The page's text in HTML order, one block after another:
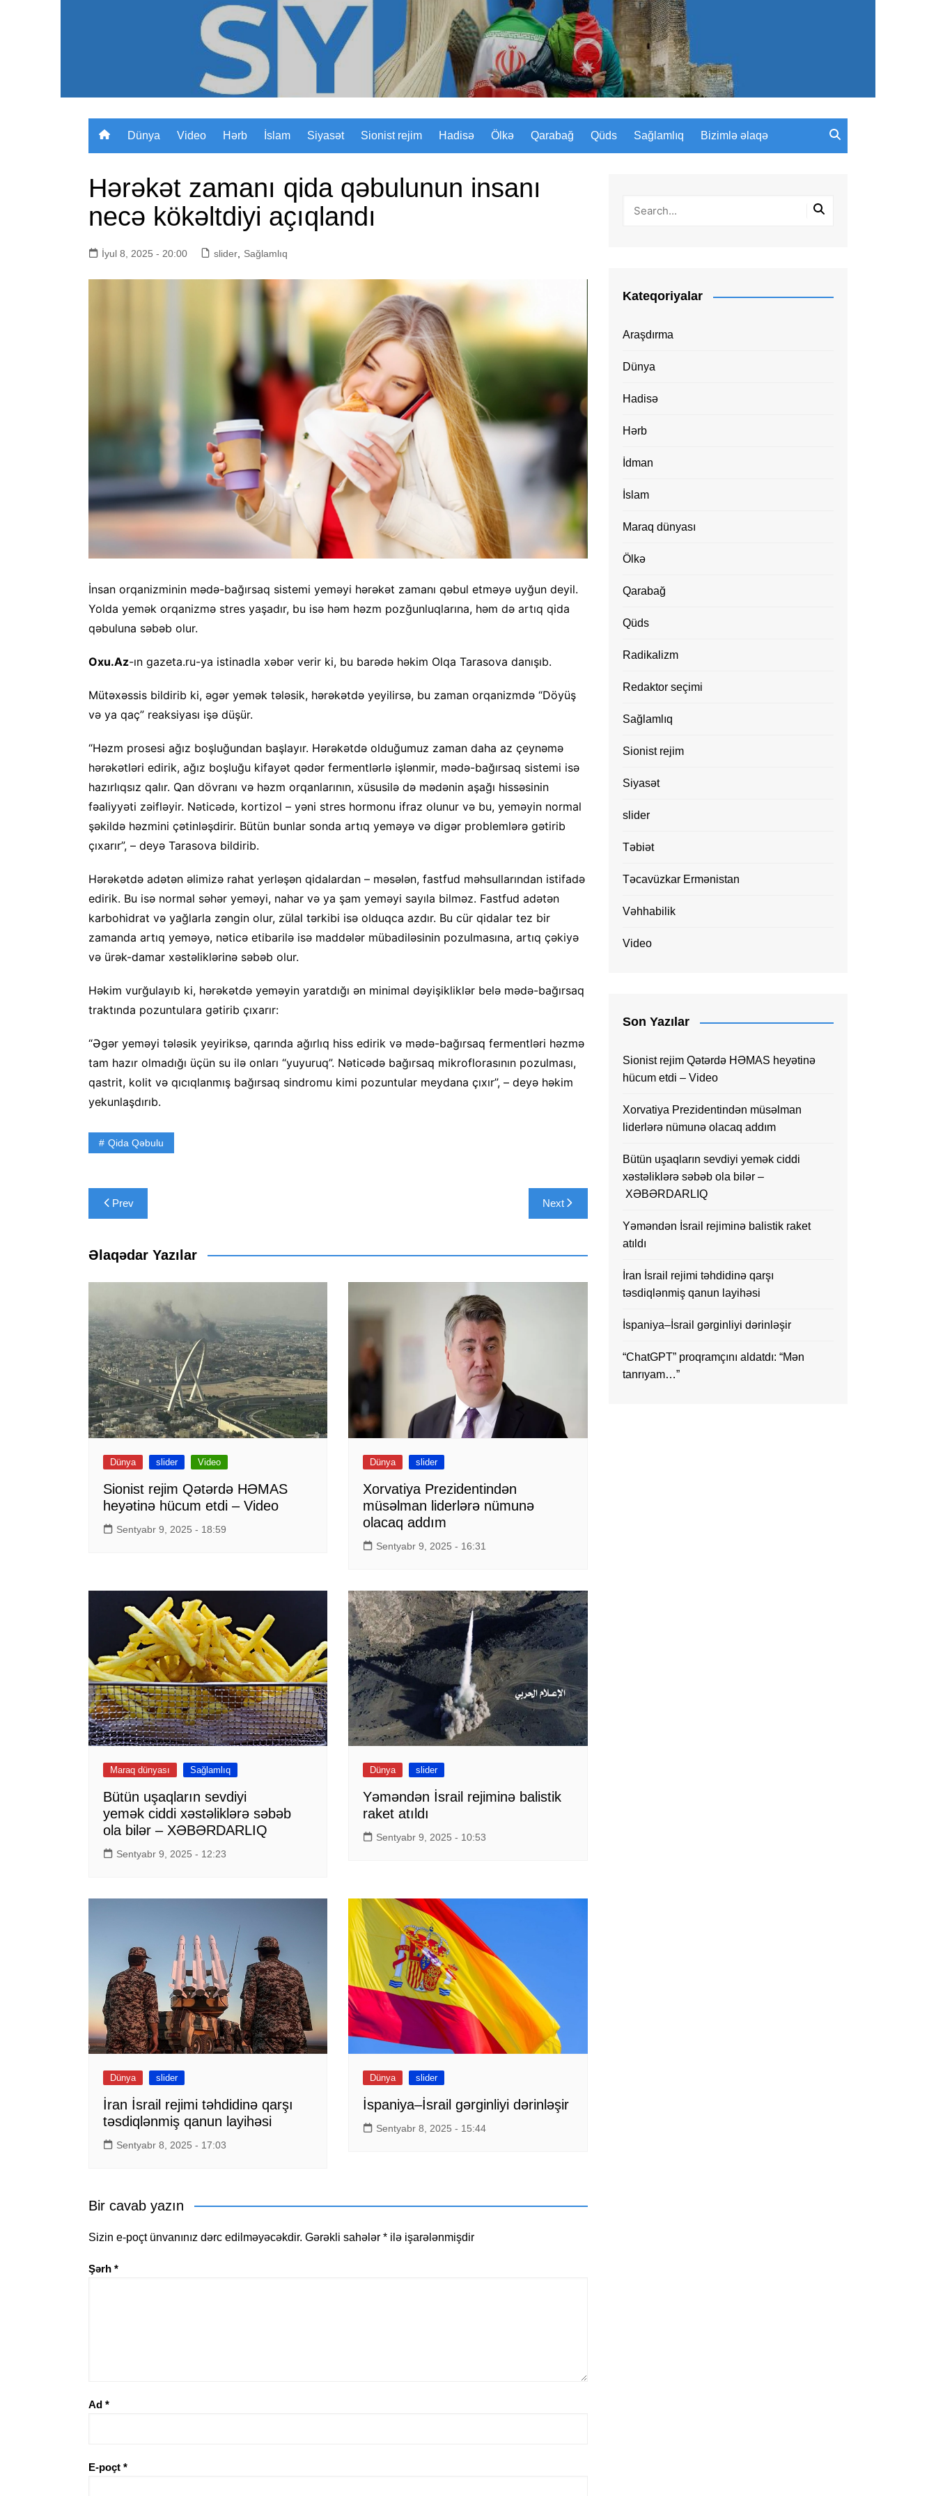
Sizinyol.org
Dünya Video Hərb İslam Siyasət Sionist rejim Hadisə Ölkə Qarabağ Qüds Sağlamlıq Bizimlə əlaqə
Hərəkət zamanı qida qəbulunun insanı
necə kökəltdiyi açıqlandı
İyul 8, 2025 - 20:00 slider Sağlamlıq
İnsan orqanizminin mədə-bağırsaq sistemi yeməyi hərəkət zamanı qəbul etməyə uyğun deyil.
Yolda yemək orqanizmə stres yaşadır, bu isə həm həzm pozğunluqlarına, həm də artıq qida
qəbuluna səbəb olur.
Oxu.Az-ın gazeta.ru-ya istinadla xəbər verir ki, bu barədə həkim Olqa Tarasova danışıb.
Mütəxəssis bildirib ki, əgər yemək tələsik, hərəkətdə yeyilirsə, bu zaman orqanizmdə “Döyüş
və ya qaç” reaksiyası işə düşür.
“Həzm prosesi ağız boşluğundan başlayır. Hərəkətdə olduğumuz zaman daha az çeynəmə
hərəkətləri edirik, ağız boşluğu kifayət qədər fermentlərlə işlənmir, mədə-bağırsaq sistemi isə
hazırlıqsız qalır. Qan dövranı və həzm orqanlarının, xüsusilə də mədənin aşağı hissəsinin
fəaliyyəti zəifləyir. Nəticədə, kortizol – yəni stres hormonu ifraz olunur və bu, yeməyin normal
şəkildə həzmini çətinləşdirir. Bütün bunlar sonda artıq yeməyə və digər problemlərə gətirib
çıxarır”, – deyə Tarasova bildirib.
Hərəkətdə adətən əlimizə rahat yerləşən qidalardan – məsələn, fastfud məhsullarından istifadə
edirik. Bu isə normal səhər yeməyi, nahar və ya şam yeməyi sayıla bilməz. Fastfud adətən
karbohidrat və yağlarla zəngin olur, zülal tərkibi isə olduqca azdır. Bu cür qidalar tez bir
zamanda artıq yeməyə, nəticə etibarilə isə maddələr mübadiləsinin pozulmasına, artıq çəkiyə
və ürək-damar xəstəliklərinə səbəb olur.
Həkim vurğulayıb ki, hərəkətdə yeməyin yaratdığı ən minimal dəyişikliklər belə mədə-bağırsaq
traktında pozuntulara gətirib çıxarır:
“Əgər yeməyi tələsik yeyiriksə, qarında ağırlıq hiss edirik və mədə-bağırsaq fermentləri həzmə
tam hazır olmadığı üçün su ilə onları “yuyuruq”. Nəticədə bağırsaq mikroflorasının pozulması,
qastrit, kolit və qıcıqlanmış bağırsaq sindromu kimi pozuntular meydana çıxır”, – deyə həkim
yekunlaşdırıb.
Qida Qəbulu
Yazı
naviqasiyası
Prev Next
Əlaqədar Yazılar
Dünya slider Video
Sionist rejim Qətərdə HƏMAS
heyətinə hücum etdi – Video
Sentyabr 9, 2025 - 18:59
Dünya slider
Xorvatiya Prezidentindən
müsəlman liderlərə nümunə
olacaq addım
Sentyabr 9, 2025 - 16:31
Maraq dünyası Sağlamlıq
Bütün uşaqların sevdiyi
yemək ciddi xəstəliklərə səbəb
ola bilər – XƏBƏRDARLIQ
Sentyabr 9, 2025 - 12:23
Dünya slider
Yəməndən İsrail rejiminə balistik
raket atıldı
Sentyabr 9, 2025 - 10:53
Dünya slider
İran İsrail rejimi təhdidinə qarşı
təsdiqlənmiş qanun layihəsi
Sentyabr 8, 2025 - 17:03
Dünya slider
İspaniya–İsrail gərginliyi dərinləşir
Sentyabr 8, 2025 - 15:44
Bir cavab yazın
Sizin e-poçt ünvanınız dərc edilməyəcəkdir. Gərəkli sahələr * ilə işarələnmişdir
Şərh *
Ad *
E-poçt *
Kateqoriyalar
Araşdırma
Dünya
Hadisə
Hərb
İdman
İslam
Maraq dünyası
Ölkə
Qarabağ
Qüds
Radikalizm
Redaktor seçimi
Sağlamlıq
Sionist rejim
Siyasət
slider
Təbiət
Təcavüzkar Ermənistan
Vəhhabilik
Video
Son Yazılar
Sionist rejim Qətərdə HƏMAS heyətinə
hücum etdi – Video
Xorvatiya Prezidentindən müsəlman
liderlərə nümunə olacaq addım
Bütün uşaqların sevdiyi yemək ciddi
xəstəliklərə səbəb ola bilər –
XƏBƏRDARLIQ
Yəməndən İsrail rejiminə balistik raket
atıldı
İran İsrail rejimi təhdidinə qarşı
təsdiqlənmiş qanun layihəsi
İspaniya–İsrail gərginliyi dərinləşir
“ChatGPT” proqramçını aldatdı: “Mən
tanrıyam…”